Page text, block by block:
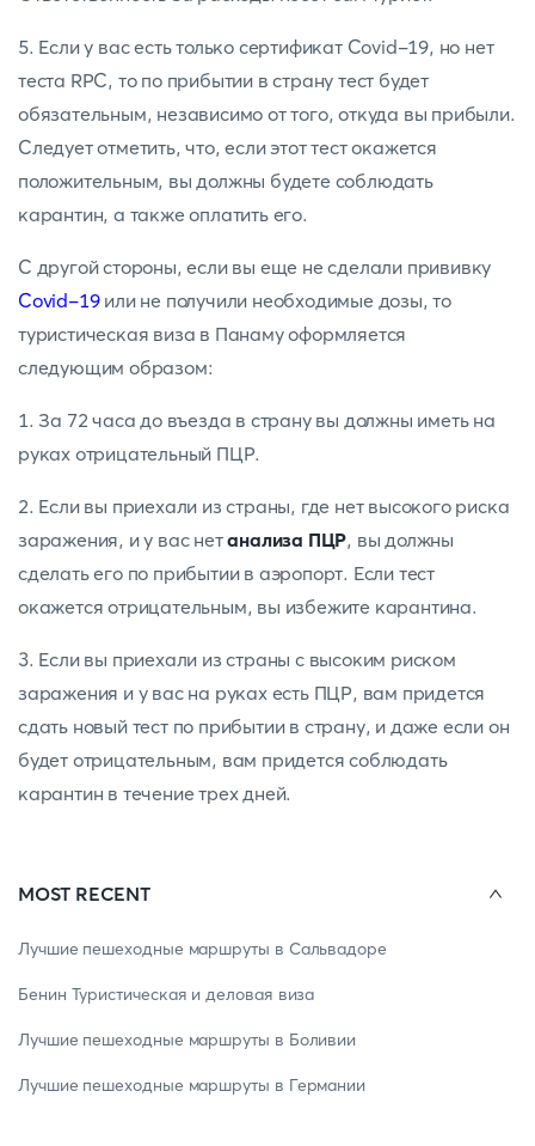
5. Если у вас есть только сертификат Covid-19, но нет
теста RPC, то по прибытии в страну тест будет
обязательным, независимо от того, откуда вы прибыли.
Следует отметить, что, если этот тест окажется
положительным, вы должны будете соблюдать
карантин, а также оплатить его.
С другой стороны, если вы еще не сделали прививку
Covid-19или не получили необходимые дозы, то
туристическая виза в Панаму оформляется
следующим образом:
1. За 72 часа до въезда в страну вы должны иметь на
руках отрицательный ПЦР.
2. Если вы приехали из страны, где нет высокого риска
заражения, и у вас нетанализа ПЦР, вы должны
сделать его по прибытии в аэропорт. Если тест
окажется отрицательным, вы избежите карантина.
3. Если вы приехали из страны с высоким риском
заражения и у вас на руках есть ПЦР, вам придется
сдать новый тест по прибытии в страну, и даже если он
будет отрицательным, вам придется соблюдать
карантин в течение трех дней.
MOST RECENT
Лучшие пешеходные маршруты в Сальвадоре
Бенин Туристическая и деловая виза
Лучшие пешеходные маршруты в Боливии
Лучшие пешеходные маршруты в Германии